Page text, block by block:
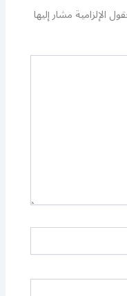
الإلزامية مشار إليها